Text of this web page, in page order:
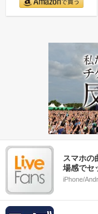
スマホの
場感でセ
iPhone/